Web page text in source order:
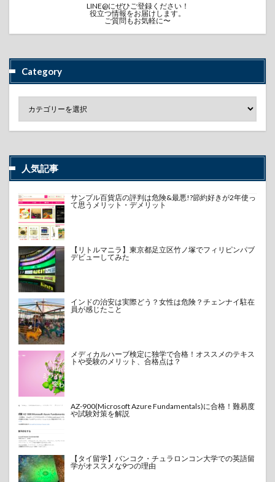
LINE@にぜひご登録ください！
役立つ情報をお届けします。
ご質問もお気軽に〜
Category
人気記事
サンプル百貨店の評判は危険&最悪!?節約好きが2年使っ
て思うメリット・デメリット
【リトルマニラ】東京都足立区竹ノ塚でフィリピンパブ
デビューしてみた
インドの治安は実際どう？女性は危険？チェンナイ駐在
員が感じたこと
メディカルハーブ検定に独学で合格！オススメのテキス
トや受験のメリット、合格点は？
AZ-900(Microsoft Azure Fundamentals)に合格！難易度
や試験対策を解説
【タイ留学】バンコク・チュラロンコン大学での英語留
学がオススメな9つの理由